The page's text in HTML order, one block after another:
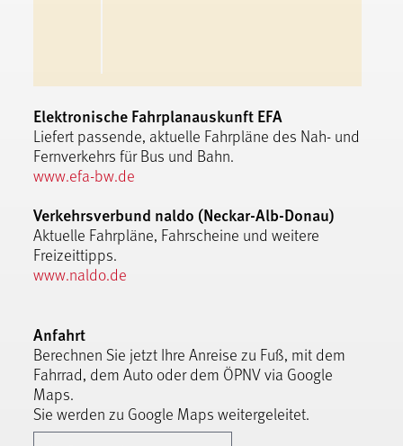
Elektronische Fahrplanauskunft EFA
Liefert passende, aktuelle Fahrpläne des Nah- und
Fernverkehrs für Bus und Bahn.
www.efa-bw.de
Verkehrsverbund naldo (Neckar-Alb-Donau)
Aktuelle Fahrpläne, Fahrscheine und weitere
Freizeittipps.
www.naldo.de
Anfahrt
Berechnen Sie jetzt Ihre Anreise zu Fuß, mit dem
Fahrrad, dem Auto oder dem ÖPNV via Google
Maps.
Sie werden zu Google Maps weitergeleitet.